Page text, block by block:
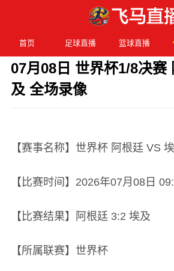
首页 足球直播 篮球直播
07月08日 世界杯1/8决赛
及 全场录像
【赛事名称】世界杯 阿根廷 VS
【比赛时间】2026年07月08日
【比赛结果】阿根廷 3:2 埃及
【所属联赛】世界杯